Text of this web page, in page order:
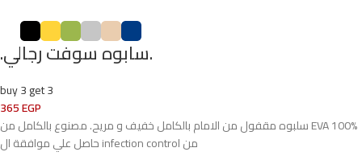
.سابوه سوفت رجالي.
buy 3 get 3
365EGP
سلبوه مقفول من الامام بالكامل خفيف و مريح. مصنوع بالكامل من EVA 100%
حاصل علي موافقة ال infection control من